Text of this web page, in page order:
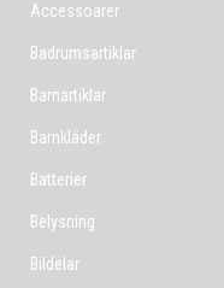
Accessoarer
Badrumsartiklar
Barnartiklar
Barnkläder
Batterier
Belysning
Bildelar